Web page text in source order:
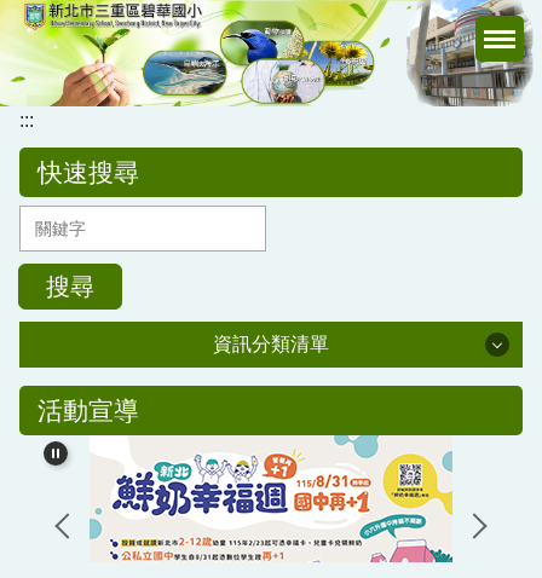
跳
到
主
要
區
:::
快速搜尋
搜尋
資訊分類清單
公務專區
校務行政
公告訊息
資訊中心
活動宣導